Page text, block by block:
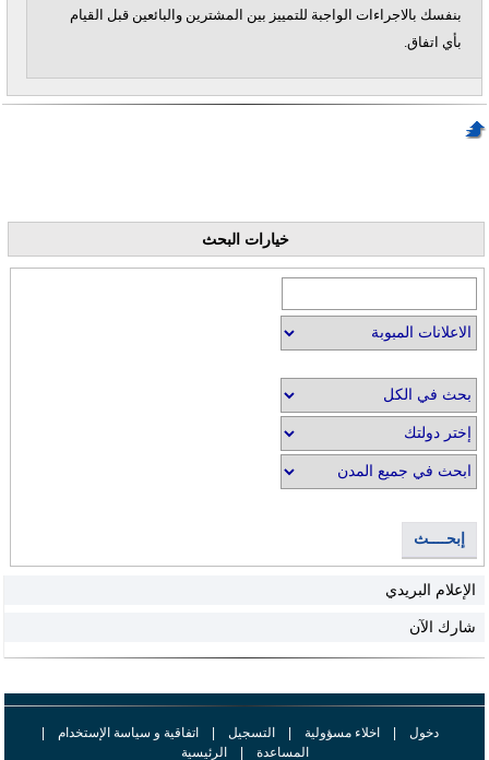
بنفسك بالاجراءات الواجبة للتمييز بين المشترين والبائعين قبل القيام
بأي اتفاق.
خيارات البحث
إبحــــث
الإعلام البريدي
شارك الآن
دخول | اخلاء مسؤولية | التسجيل | اتفاقية و سياسة الإستخدام
|
المساعدة
| الرئيسية